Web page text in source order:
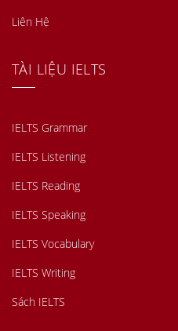
Liên Hệ
TÀI LIỆU IELTS
IELTS Grammar
IELTS Listening
IELTS Reading
IELTS Speaking
IELTS Vocabulary
IELTS Writing
Sách IELTS